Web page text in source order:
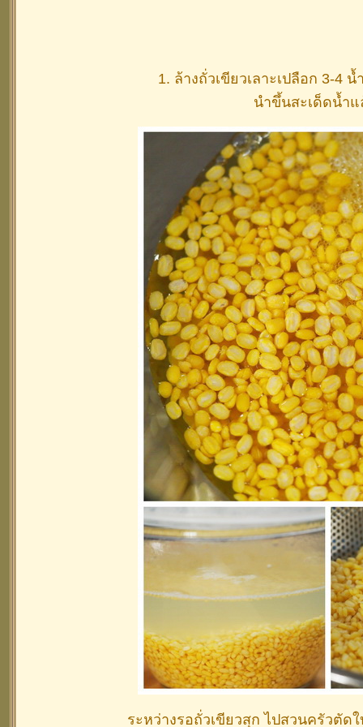
1. ล้างถั่วเขียวเลาะเปลือก 3-4
นำขึ้นสะเด็ดน้ำแ
ระหว่างรอถั่วเขียวสุก ไปสวนครัวตัด